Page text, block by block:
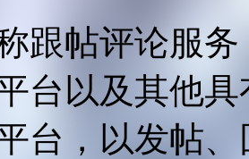
跟帖评论服
台以及其他
台，以发帖